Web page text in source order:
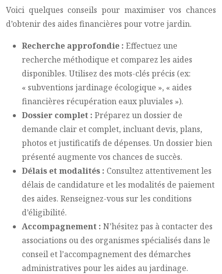
Voici quelques conseils pour maximiser vos chances
d’obtenir des aides financières pour votre jardin.
Recherche approfondie : Effectuez une
recherche méthodique et comparez les aides
disponibles. Utilisez des mots-clés précis (ex:
« subventions jardinage écologique », « aides
financières récupération eaux pluviales »).
Dossier complet : Préparez un dossier de
demande clair et complet, incluant devis, plans,
photos et justificatifs de dépenses. Un dossier bien
présenté augmente vos chances de succès.
Délais et modalités : Consultez attentivement les
délais de candidature et les modalités de paiement
des aides. Renseignez-vous sur les conditions
d’éligibilité.
Accompagnement : N’hésitez pas à contacter des
associations ou des organismes spécialisés dans le
conseil et l’accompagnement des démarches
administratives pour les aides au jardinage.